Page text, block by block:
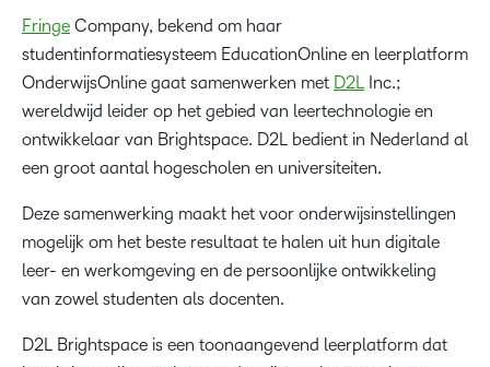
Fringe Company, bekend om haar
studentinformatiesysteem EducationOnline en leerplatform
OnderwijsOnline gaat samenwerken met D2L
Inc.;
wereldwijd leider op het gebied van leertechnologie en
ontwikkelaar van Brightspace. D2L bedient in Nederland al
een groot aantal hogescholen en universiteiten.
Deze samenwerking maakt het voor onderwijsinstellingen
mogelijk om het beste resultaat te halen uit hun digitale
leer- en werkomgeving en de persoonlijke ontwikkeling
van zowel studenten als docenten.
D2L Brightspace is een toonaangevend leerplatform dat